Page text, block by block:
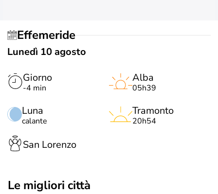
Effemeride
Lunedì 10 agosto
Giorno
-4 min
Luna
calante
Alba
05h39
Tramonto
20h54
San Lorenzo
Le migliori città